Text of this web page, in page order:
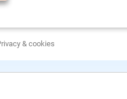
& cookies